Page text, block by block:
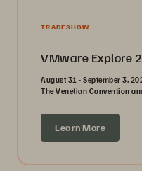
TRADESHOW
VMware Explore
August 31 - September 3,
The Venetian Convention
Learn More